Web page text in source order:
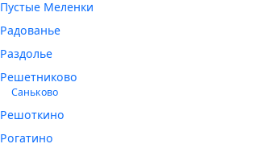
Пустые Меленки
Радованье
Раздолье
Решетниково
Саньково
Решоткино
Рогатино